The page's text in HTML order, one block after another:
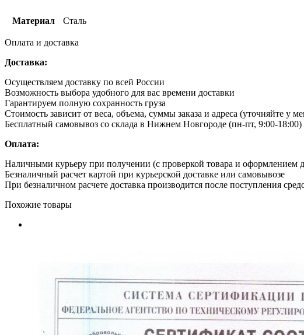
Материал Сталь
Оплата и доставка
Доставка:
Осуществляем доставку по всей России
Возможность выбора удобного для вас времени доставки
Гарантируем полную сохранность груза
Стоимость зависит от веса, объема, суммы заказа и адреса (уточняйте у
Бесплатный самовывоз со склада в Нижнем Новгороде (пн-пт, 9:00-18:00)
Оплата:
Наличными курьеру при получении (с проверкой товара и оформлением
Безналичный расчет картой при курьерской доставке или самовывозе
При безналичном расчете доставка производится после поступления
Похожие товары